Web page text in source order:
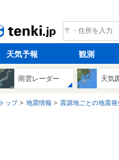
tenki.jp
天気予報 観測
雨雲レーダー 天気
トップ 地震情報 震源地ごとの地震